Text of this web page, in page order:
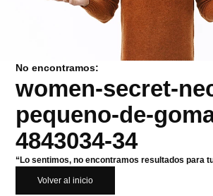
No encontramos:
women-secret-
pequeno-de-
4843034-34
“Lo sentimos, no encontramos resultados para
Volver al inicio